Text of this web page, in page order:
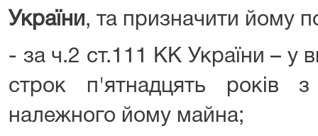
України , та призначити йому
- за ч.2 ст.111 КК України – у
строк п'ятнадцять років з
належного йому майна;